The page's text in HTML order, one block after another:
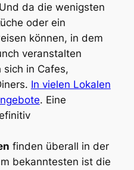
Und da die wenigsten
oder ein
können, in dem
veranstalten
in Cafes,
In vielen Lokalen
. Eine
finden überall in der
bekanntesten ist die